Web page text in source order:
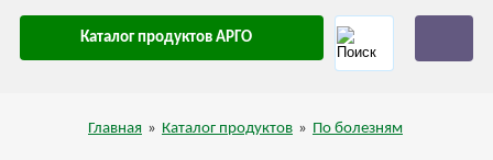
Каталог продуктов АРГО
Главная » Каталог продуктов » По болезням